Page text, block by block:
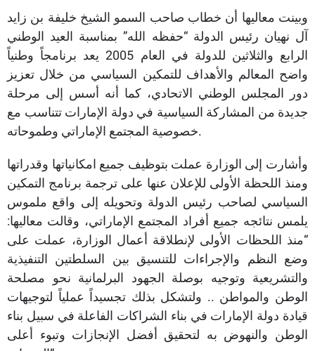
وبينت معاليها أن خطاب صاحب السمو الشيخ خليفة بن زايد
آل نهيان رئيس الدولة “حفظه الله” بمناسبة العيد الوطني
الرابع والثلاثين للدولة في العام 2005 يعد برنامجاً وطنياً
واضح المعالم والأهداف للتمكين السياسي من خلال تعزيز
دور المجلس الوطني الاتحادي، كما أنه أسس إلى مرحلة
جديدة من المشاركة السياسية في دولة الإمارات تتناسب مع
خصوصية المجتمع الإماراتي وطموحاته.
وأشارت إلى الوزارة عملت بتوظيف جميع امكانياتها وقدراتها
ومنذ اللحظة الأولى للإعلان عنها على ترجمة برنامج التمكين
السياسي لصاحب رئيس الدولة وتحويله إلى واقع ملموس
يلمس نتائجه جميع أفراد المجتمع الإماراتي، وقالت معاليها:
“منذ اللحظات الأولى لإنطلاقة أعمال الوزارة، عملت على
وضع النظم والإجراءات للتنسيق بين السلطتين التنفيذية
والتشريعية وتوجيه بوصلة الجهود البرلمانية نحو مصلحة
الوطن والمواطن .. ولتشكل بذلك تجسيداً عملياً لتوجيهات
قيادة دولة الإمارات في بناء الشراكات الفاعلة في سبيل بناء
الوطن والنهوض به لتحقيق أفضل الإنجازات وتبوء أعلى